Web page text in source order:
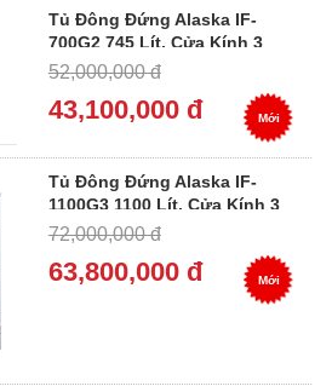
Tủ Đông Đứng Alaska IF-
700G2 745 Lít, Cửa Kính 3
Lớp Low-E
52,000,000 đ
43,100,000 đ Mới
Tủ Đông Đứng Alaska IF-
1100G3 1100 Lít, Cửa Kính 3
Lớp Low-E
72,000,000 đ
63,800,000 đ Mới